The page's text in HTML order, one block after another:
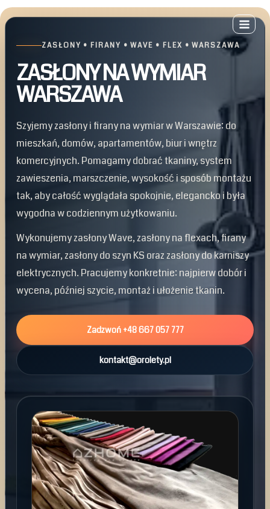
Przejdź
do
ZASŁONY • FIRANY • WAVE • FLEX • WARSZAWA
ZASŁONY NA WYMIAR
WARSZAWA
Szyjemy zasłony i firany na wymiar w Warszawie: do
mieszkań, domów, apartamentów, biur i wnętrz
komercyjnych. Pomagamy dobrać tkaniny, system
zawieszenia, marszczenie, wysokość i sposób montażu
tak, aby całość wyglądała spokojnie, elegancko i była
wygodna w codziennym użytkowaniu.
Wykonujemy zasłony Wave, zasłony na flexach, firany
na wymiar, zasłony do szyn KS oraz zasłony do karniszy
elektrycznych. Pracujemy konkretnie: najpierw dobór i
wycena, później szycie, montaż i ułożenie tkanin.
Zadzwoń +48 667 057 777
kontakt@orolety.pl